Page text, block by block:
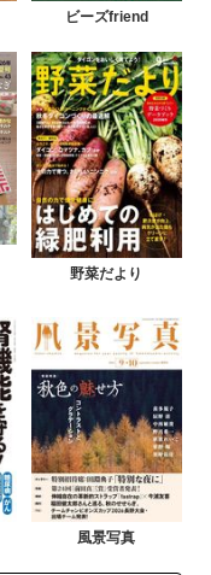
ビーズfriend
野菜だより
風景写真